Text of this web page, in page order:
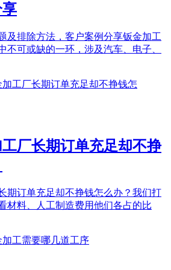
及排除方法，客户案例分享钣金加工
不可或缺的一环，涉及汽车、电子、
厂长期订单充足却不挣
期订单充足却不挣钱怎么办？我们打
材料、人工制造费用他们各占的比